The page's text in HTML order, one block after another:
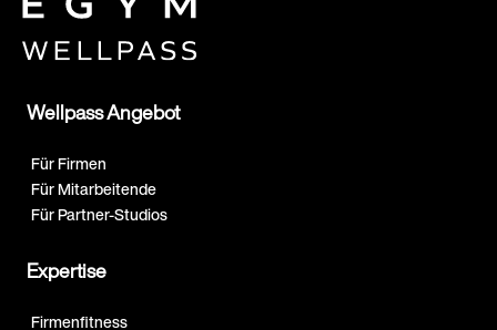
Wellpass Angebot
Für Firmen
Für Mitarbeitende
Für Partner-Studios
Expertise
Firmenfitness